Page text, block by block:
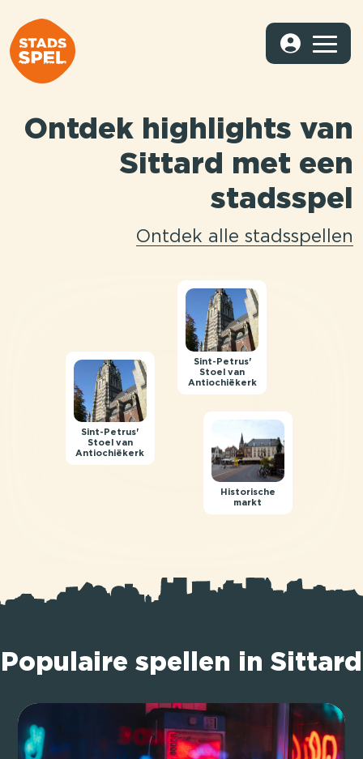
Ontdek highlights van
Sittard met een
stadsspel
Ontdek alle stadsspellen
Sint-Petrus'
Stoel van
Antiochiëkerk
Sint-Petrus'
Stoel van
Antiochiëkerk
Historische
markt
Populaire spellen in Sittard